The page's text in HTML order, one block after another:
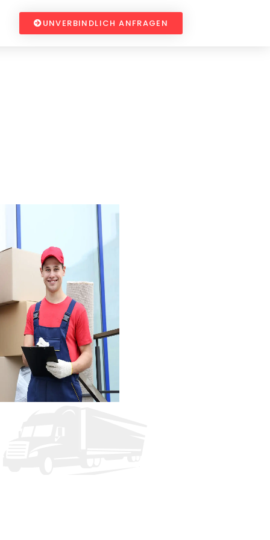
UNVERBINDLICH ANFRAGEN